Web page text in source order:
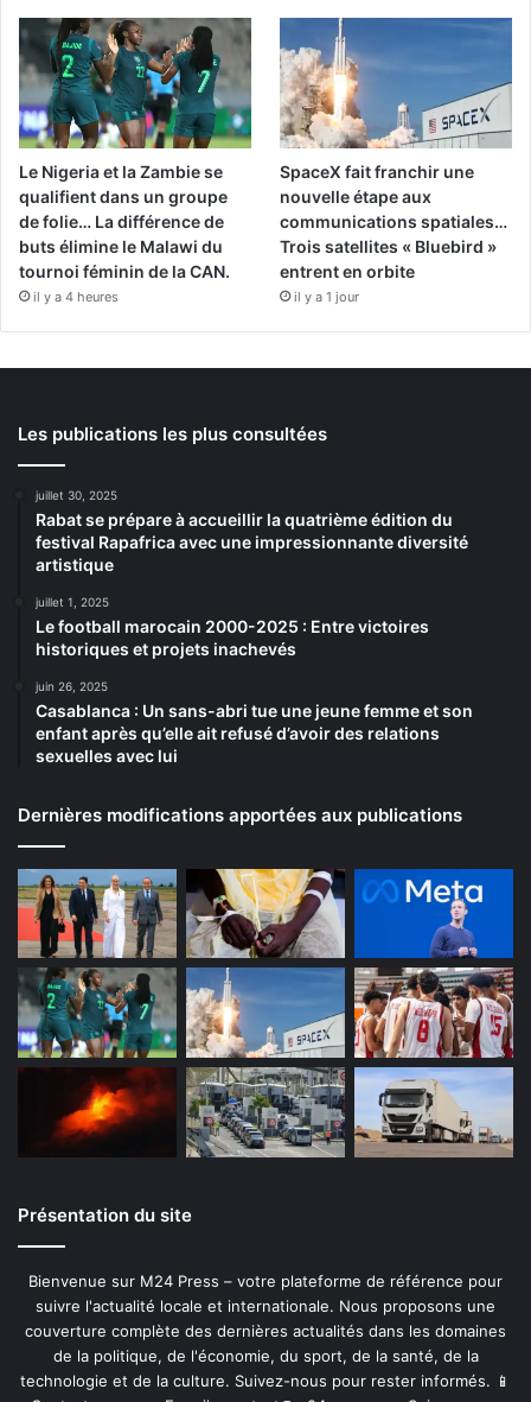
Le Nigeria et la Zambie se
qualifient dans un groupe
de folie… La différence de
buts élimine le Malawi du
tournoi féminin de la CAN.
il y a 4 heures
SpaceX fait franchir une
nouvelle étape aux
communications spatiales…
Trois satellites « Bluebird »
entrent en orbite
il y a 1 jour
Les publications les plus consultées
juillet 30, 2025
Rabat se prépare à accueillir la quatrième édition du
festival Rapafrica avec une impressionnante diversité
artistique
juillet 1, 2025
Le football marocain 2000-2025 : Entre victoires
historiques et projets inachevés
juin 26, 2025
Casablanca : Un sans-abri tue une jeune femme et son
enfant après qu’elle ait refusé d’avoir des relations
sexuelles avec lui
Dernières modifications apportées aux publications
Présentation du site
Bienvenue sur M24 Press – votre plateforme de référence pour
suivre l'actualité locale et internationale. Nous proposons une
couverture complète des dernières actualités dans les domaines
de la politique, de l'économie, du sport, de la santé, de la
technologie et de la culture. Suivez-nous pour rester informés. 📱